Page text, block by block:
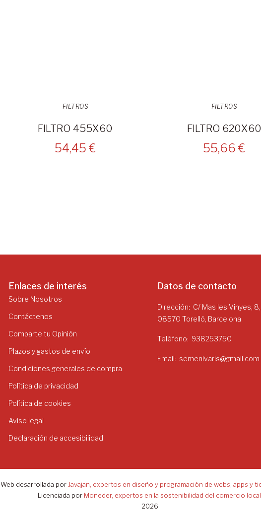
FILTROS
FILTRO 455X60
54,45 €
FILTROS
FILTRO 620X60
55,66 €
Enlaces de interés
Sobre Nosotros
Contáctenos
Comparte tu Opinión
Plazos y gastos de envío
Condiciones generales de compra
Política de privacidad
Política de cookies
Aviso legal
Declaración de accesibilidad
Datos de contacto
Dirección
C/ Mas les Vinyes, 8,
08570 Torelló, Barcelona
Teléfono 938253750
Email semenivaris@gmail.com
Web desarrollada por Javajan, expertos en diseño y programación de webs, apps y
Licenciada por Moneder, expertos en la sostenibilidad del comercio local.
2026